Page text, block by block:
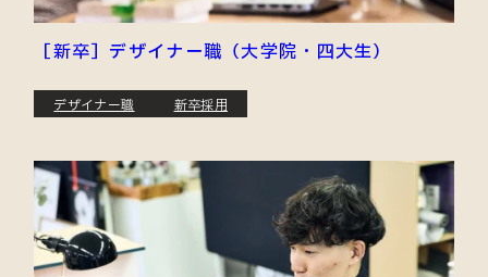
［新卒］デザイナー職（大学院・四大生）
デザイナー職 新卒採用